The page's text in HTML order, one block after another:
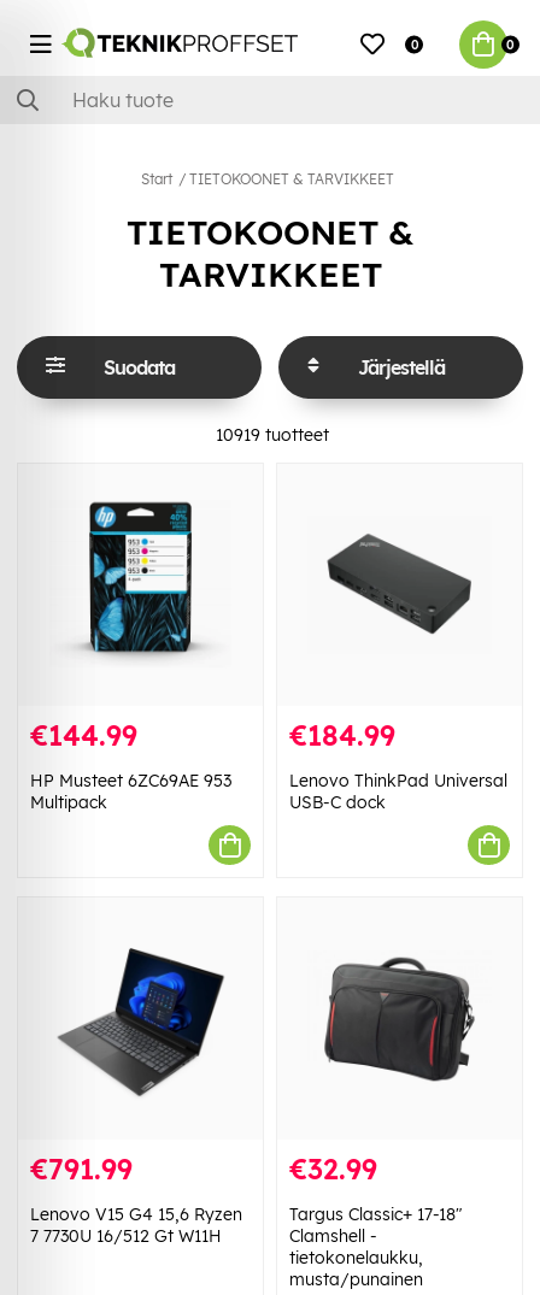
0 0
Start TIETOKOONET & TARVIKKEET
TIETOKOONET &
TARVIKKEET
Suodata Järjestellä
10919 tuotteet
€144.99
HP Musteet 6ZC69AE 953
Multipack
€184.99
Lenovo ThinkPad Universal
USB-C dock
€791.99
Lenovo V15 G4 15,6 Ryzen
7 7730U 16/512 Gt W11H
€32.99
Targus Classic+ 17-18"
Clamshell -
tietokonelaukku,
musta/punainen